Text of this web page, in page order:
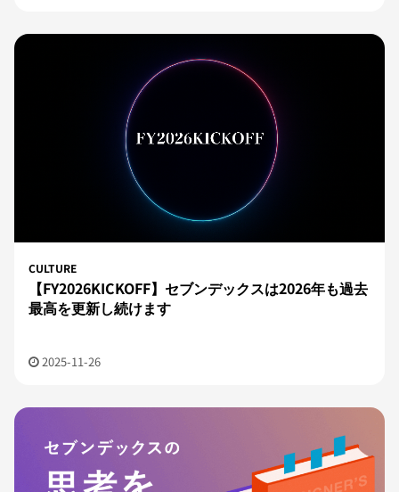
CULTURE
【FY2026KICKOFF】セブンデックスは2026年も過去
最高を更新し続けます
2025-11-26